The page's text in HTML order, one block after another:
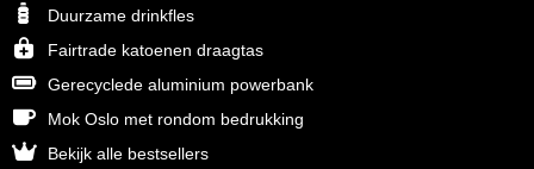
Duurzame drinkfles
Fairtrade katoenen draagtas
Gerecyclede aluminium powerbank
Mok Oslo met rondom bedrukking
Bekijk alle bestsellers